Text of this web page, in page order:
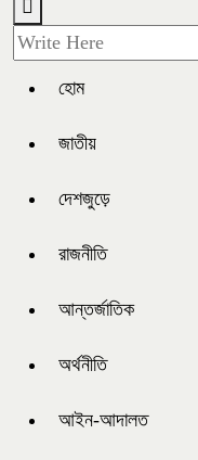
হোম
জাতীয়
দেশজুড়ে
রাজনীতি
আন্তর্জাতিক
অর্থনীতি
আইন-আদালত